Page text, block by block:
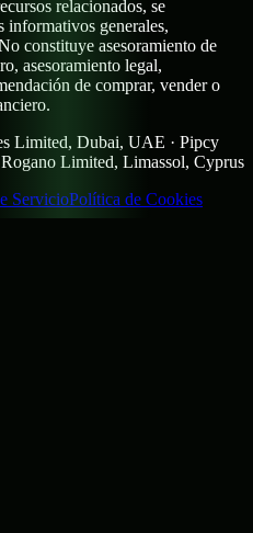
relacionados, se
informativos generales,
constituye asesoramiento de
asesoramiento legal,
de comprar, vender o
Limited, Dubai, UAE · Pipcy
Limited, Limassol, Cyprus
ServicioPolítica de Cookies